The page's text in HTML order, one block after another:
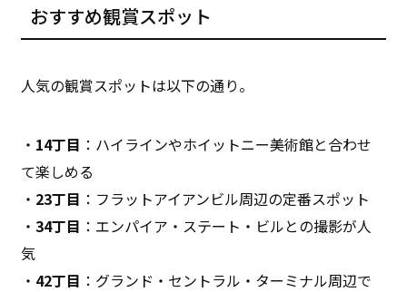
おすすめ観賞スポット
人気の観賞スポットは以下の通り。
・ 14丁目 ：ハイラインやホイットニー美術館と合わせ
て楽しめる
・ 23丁目 ：フラットアイアンビル周辺の定番スポット
・34丁目 ：エンパイア・ステート・ビルとの撮影が人
気
・ 42丁目 ：グランド・セントラル・ターミナル周辺で